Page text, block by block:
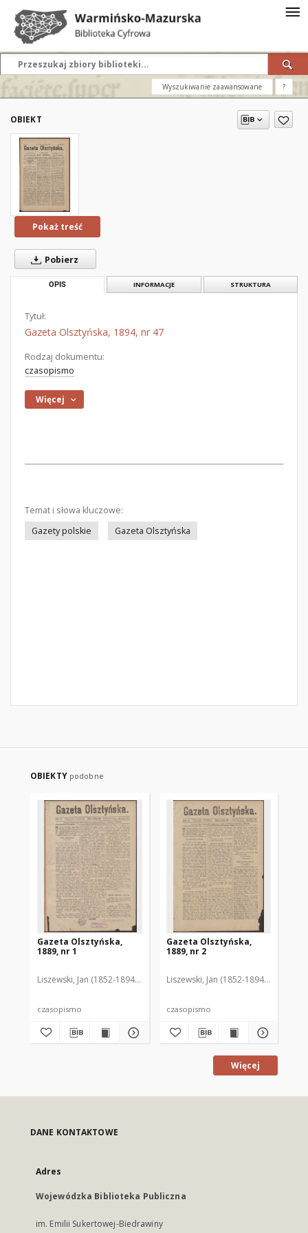
Wyszukiwanie zaawansowane ?
OBIEKT
Pokaż treść
Pobierz
OPIS INFORMACJE STRUKTURA
Tytuł:
Gazeta Olsztyńska, 1894, nr 47
Rodzaj dokumentu:
czasopismo
Więcej
Temat i słowa kluczowe:
Gazety polskie
Gazeta Olsztyńska
OBIEKTY podobne
Gazeta Olsztyńska,
1889, nr 1
Liszewski, Jan (1852-1894). Red.
czasopismo
Gazeta Olsztyńska,
1889, nr 2
Liszewski, Jan (1852-1894). Red.
czasopismo
Więcej
DANE KONTAKTOWE
Adres
Wojewódzka Biblioteka Publiczna
im. Emilii Sukertowej-Biedrawiny